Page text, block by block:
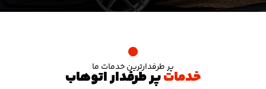
پر طرفدارترین خدمات ماخدماتپر طرفدار اتوهاب